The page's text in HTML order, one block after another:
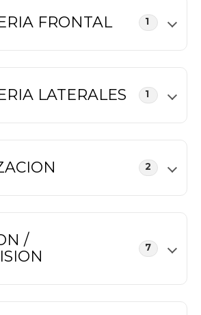
FRONTAL 1
LATERALES 1
2
/
7